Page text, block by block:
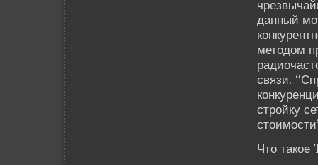
данный
методом
связи.
стройку
Что